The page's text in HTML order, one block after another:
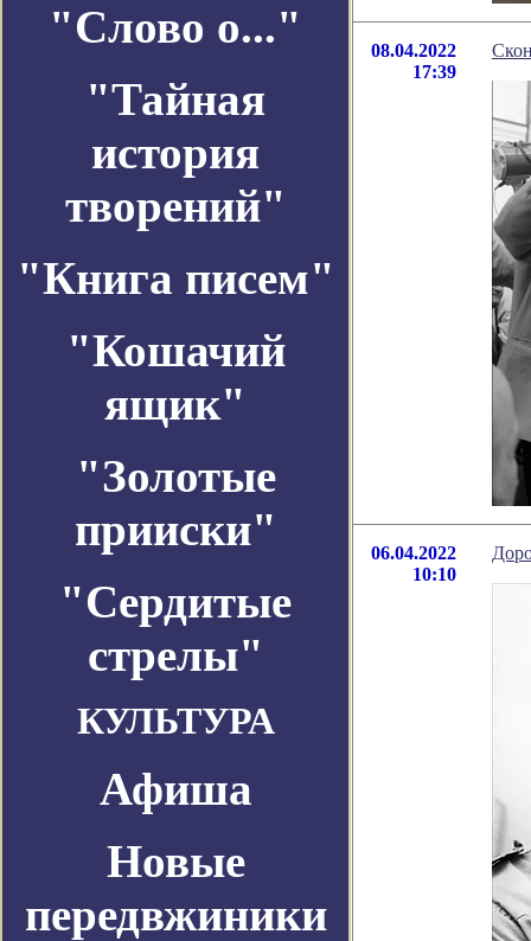
"Слово о..."
"Тайная
история
творений"
"Книга писем"
"Кошачий
ящик"
"Золотые
прииски"
"Сердитые
стрелы"
КУЛЬТУРА
Афиша
Новые
передвжиники
08.04.2022
17:39
06.04.2022
10:10